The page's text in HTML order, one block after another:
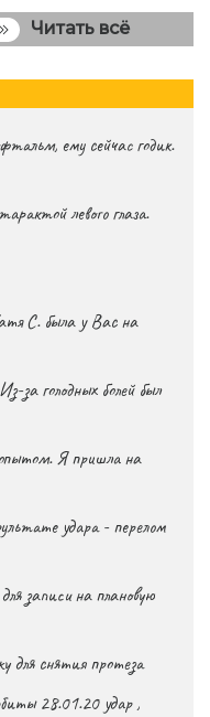
Читать всё
ему сейчас годик.
левого глаза.
С. была у Вас на
за голодных болей был
Я пришла на
удара - перелом
записи на плановую
для снятия протеза
28.01.20 удар ,